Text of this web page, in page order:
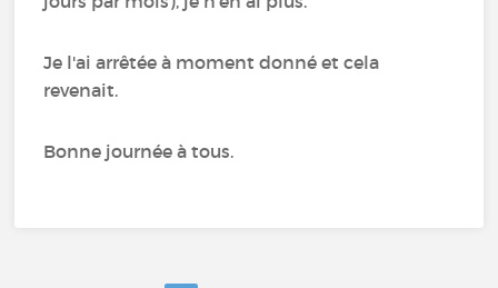
Je l'ai arrêtée à moment donné et cela
revenait.
Bonne journée à tous.